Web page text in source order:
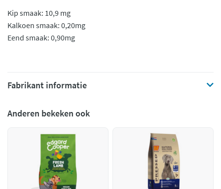
Kip smaak: 10,9 mg
Kalkoen smaak: 0,20mg
Eend smaak: 0,90mg
Fabrikant informatie
Anderen bekeken ook